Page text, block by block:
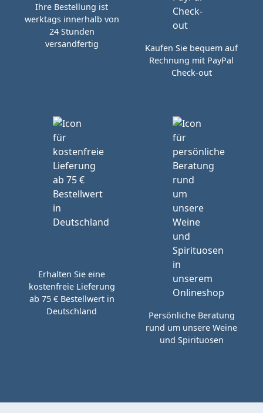
Ihre Bestellung ist
werktags innerhalb von
24 Stunden
versandfertig
Kaufen Sie bequem auf
Rechnung mit PayPal
Check-out
Erhalten Sie eine
kostenfreie Lieferung
ab 75 € Bestellwert in
Deutschland
Persönliche Beratung
rund um unsere Weine
und Spirituosen